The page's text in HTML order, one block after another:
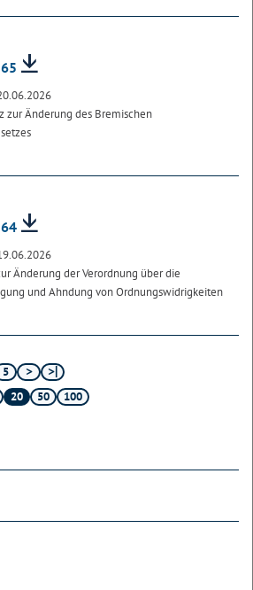
zur Änderung des Bremischen
Änderung der Verordnung über die
und Ahndung von Ordnungswidrigkeiten
5
20 50 100